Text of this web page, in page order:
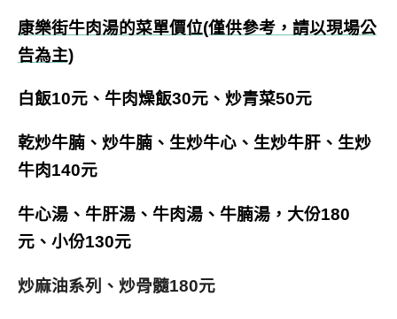
康樂街牛肉湯的菜單價位(僅供參考，請以現場公
告為主)
白飯10元、 牛肉燥飯30元、炒青菜50元
乾炒牛腩、炒牛腩、生炒牛心、生炒牛肝、生炒
牛肉140元
牛心湯、牛肝湯、牛肉湯、牛腩湯，大份180
元、小份130元
炒麻油系列、炒骨髓180元